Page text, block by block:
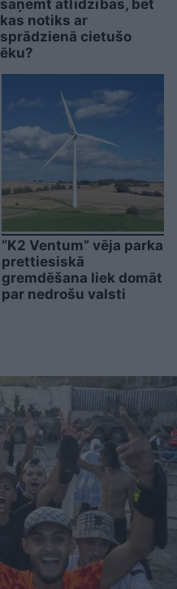
saņemt atlīdzības, bet
kas notiks ar
sprādzienā cietušo
ēku?
“K2 Ventum” vēja parka
prettiesiskā
gremdēšana liek domāt
par nedrošu valsti